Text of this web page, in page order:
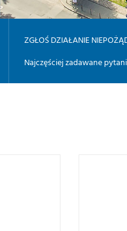
ZGŁOŚ DZIAŁANIE
Najczęściej zadawane